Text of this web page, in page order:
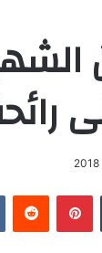
بينتيريست